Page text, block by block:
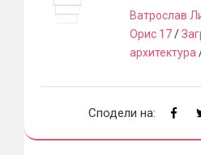
Ватрослав
Орис 17/
архитектура
Сподели на: